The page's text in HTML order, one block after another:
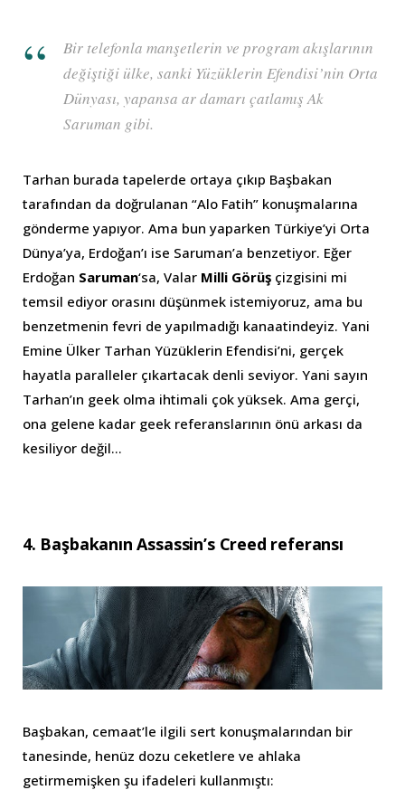
Bir telefonla manşetlerin ve program akışlarının
değiştiği ülke, sanki Yüzüklerin Efendisi’nin Orta
Dünyası, yapansa ar damarı çatlamış Ak
Saruman gibi.
Tarhan burada tapelerde ortaya çıkıp Başbakan
tarafından da doğrulanan “Alo Fatih” konuşmalarına
gönderme yapıyor. Ama bun yaparken Türkiye’yi Orta
Dünya’ya, Erdoğan’ı ise Saruman’a benzetiyor. Eğer
Erdoğan Saruman‘sa, Valar Milli Görüş çizgisini mi
temsil ediyor orasını düşünmek istemiyoruz, ama bu
benzetmenin fevri de yapılmadığı kanaatindeyiz. Yani
Emine Ülker Tarhan Yüzüklerin Efendisi’ni, gerçek
hayatla paralleler çıkartacak denli seviyor. Yani sayın
Tarhan’ın geek olma ihtimali çok yüksek. Ama gerçi,
ona gelene kadar geek referanslarının önü arkası da
kesiliyor değil…
4. Başbakanın Assassin’s Creed referansı
Başbakan, cemaat’le ilgili sert konuşmalarından bir
tanesinde, henüz dozu ceketlere ve ahlaka
getirmemişken şu ifadeleri kullanmıştı: